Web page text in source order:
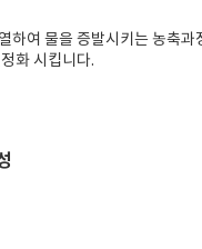
하여 물을 증발시키는 농축과
화 시킵니다.